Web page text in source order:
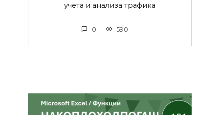
учета и анализа трафика
0 590